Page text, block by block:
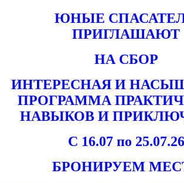
ЮНЫЕ
ПРИГЛАШАЮТ
НА СБОР
ИНТЕРЕСНАЯ И
ПРОГРАММА
НАВЫКОВ И
С 16.07 по 25.07.26
БРОНИРУЕМ